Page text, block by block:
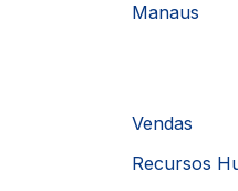
Manaus
Vendas
Recursos